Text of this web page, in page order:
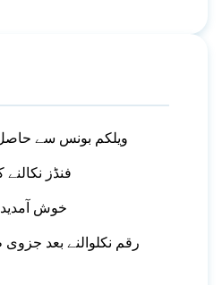
ویلکم بونس سے حاصل
فنڈز
خوش